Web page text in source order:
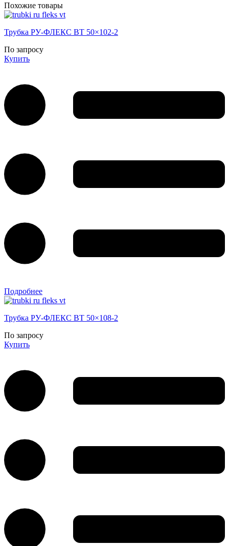
Похожие товары
Трубка РУ-ФЛЕКС ВТ 50×102-2
По запросу
Купить
Подробнее
Трубка РУ-ФЛЕКС ВТ 50×108-2
По запросу
Купить